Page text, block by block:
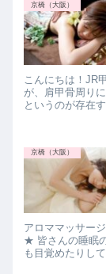
京橋（大阪）
こんにちは！JR
が、肩甲骨周り
というのが存在
京橋（大阪）
アロママッサー
★ 皆さんの睡眠
も目覚めたりし